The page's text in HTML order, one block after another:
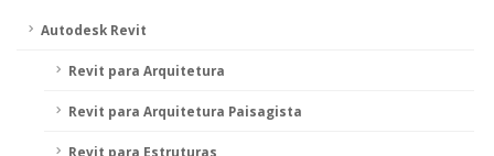
Autodesk Revit
Revit para Arquitetura
Revit para Arquitetura Paisagista
Revit para Estruturas